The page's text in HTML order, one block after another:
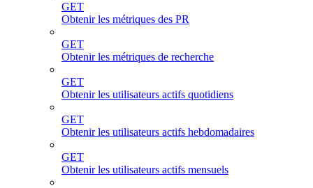
GET
Obtenir les métriques des PR
GET
Obtenir les métriques de recherche
GET
Obtenir les utilisateurs actifs quotidiens
GET
Obtenir les utilisateurs actifs hebdomadaires
GET
Obtenir les utilisateurs actifs mensuels